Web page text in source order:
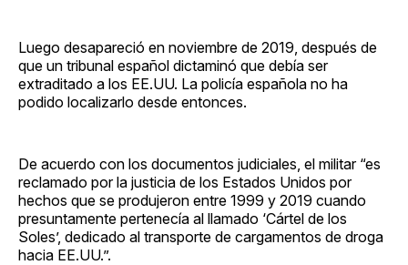
Luego desapareció en noviembre de 2019, después de
que un tribunal español dictaminó que debía ser
extraditado a los EE.UU. La policía española no ha
podido localizarlo desde entonces.
De acuerdo con los documentos judiciales, el militar “es
reclamado por la justicia de los Estados Unidos por
hechos que se produjeron entre 1999 y 2019 cuando
presuntamente pertenecía al llamado ‘Cártel de los
Soles’, dedicado al transporte de cargamentos de droga
hacia EE.UU.”.